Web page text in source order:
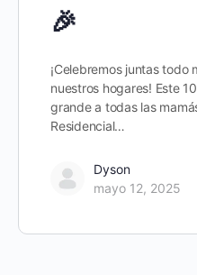
🎉
¡Celebremos juntas todo
nuestros hogares! Este
grande a todas las
Residencial…
Dyson
mayo 12, 2025